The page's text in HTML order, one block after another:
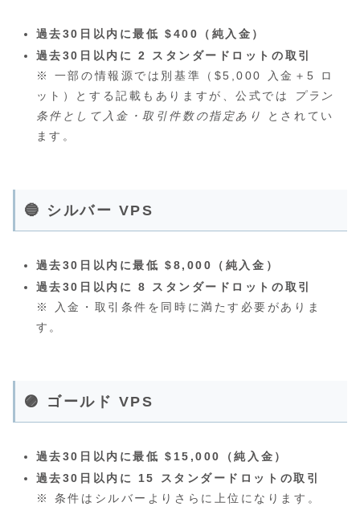
過去30日以内に最低 $400（純入金）
過去30日以内に 2 スタンダードロットの取引
※ 一部の情報源では別基準（$5,000 入金＋5 ロ
ット）とする記載もありますが、公式では
プラン
条件として入金・取引件数の指定あり
とされてい
ます。
🔵 シルバー VPS
過去30日以内に最低 $8,000（純入金）
過去30日以内に 8 スタンダードロットの取引
※ 入金・取引条件を同時に満たす必要がありま
す。
🟣 ゴールド VPS
過去30日以内に最低 $15,000（純入金）
過去30日以内に 15 スタンダードロットの取引
※ 条件はシルバーよりさらに上位になります。